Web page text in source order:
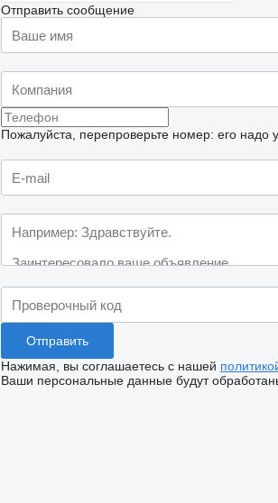
Отправить сообщение
Пожалуйста, перепроверьте номер: его
Нажимая, вы соглашаетесь с нашей
Ваши персональные данные будут